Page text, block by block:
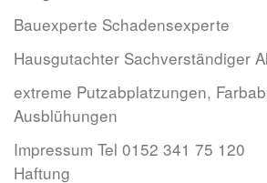
Bauexperte Schadensexperte
Hausgutachter Sachverständiger
extreme Putzabplatzungen,
Ausblühungen
Impressum Tel 0152 341 75 120
Haftung